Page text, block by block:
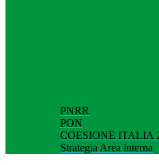
PNRR
PON
COESIONE ITALIA
Strategia Area interna